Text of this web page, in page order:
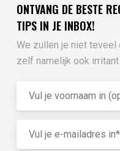
ONTVANG DE BESTE
TIPS IN JE INBOX!
We zullen je niet teveel
zelf namelijk ook irritant